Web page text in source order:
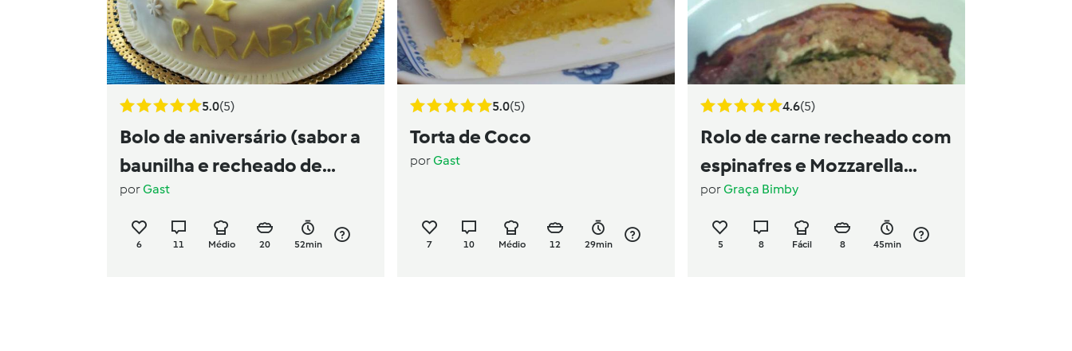
5.0(5)
Bolo de aniversário (sabor a
baunilha e recheado de
ganache)
porGast
6 11 Médio 20 52min
5.0(5)
Torta de Coco
porGast
7 10 Médio 12 29min
4.6(5)
Rolo de carne recheado com
espinafres e Mozzarella
Fresco
porGraça Bimby
5 8 Fácil 8 45min